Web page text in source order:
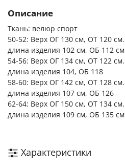
Описание
Ткань: велюр спорт
50-52: Верх ОГ 130 см, ОТ 120
длина изделия 102 см, ОБ 112 см
54-56: Верх ОГ 134 см, ОТ 122
длина изделия 104, ОБ 118
58-60: Верх ОГ 142 см, ОТ 128
длина изделия 107 см, ОБ 126
62-64: Верх ОГ 150 см, ОТ 134
длина изделия 109 см, ОБ 135 см
Характеристики